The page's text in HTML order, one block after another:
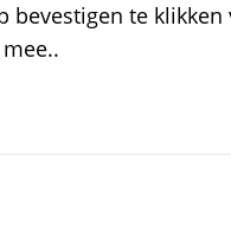
bevestigen te